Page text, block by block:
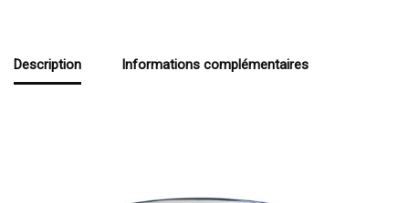
Description Informations complémentaires